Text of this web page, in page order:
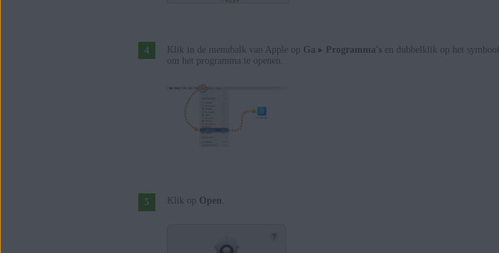
Klik in de menubalk van Apple op Ga ▸ Programma's en dubbelklik op het symbool
om het programma te openen.
Klik op Open.